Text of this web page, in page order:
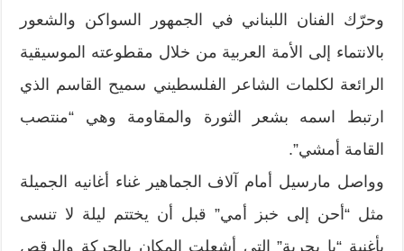
وحرّك الفنان اللبناني في الجمهور السواكن والشعور
بالانتماء إلى الأمة العربية من خلال مقطوعته الموسيقية
الرائعة لكلمات الشاعر الفلسطيني سميح القاسم الذي
ارتبط اسمه بشعر الثورة والمقاومة وهي “منتصب
القامة أمشي”.
وواصل مارسيل أمام آلاف الجماهير غناء أغانيه الجميلة
مثل “أحن إلى خبز أمي” قبل أن يختتم ليلة لا تنسى
بأغنية “يا بحرية” التي أشعلت المكان بالحركة والرقص